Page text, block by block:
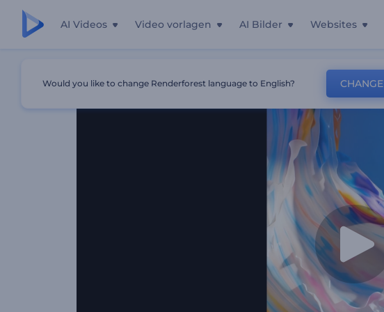
AI Videos Video vorlagen AI Bilder Websites
Would you like to change Renderforest language to English? CHANGE